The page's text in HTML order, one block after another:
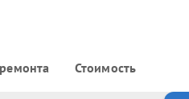
Стоимость